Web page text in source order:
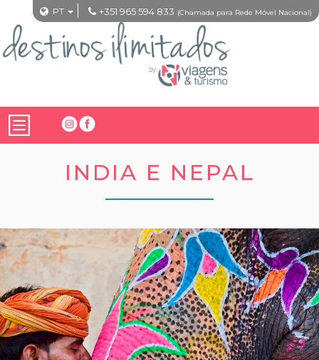
PT +351 965 594 833 (Chamada para Rede Móvel Nacional)
INDIA E NEPAL